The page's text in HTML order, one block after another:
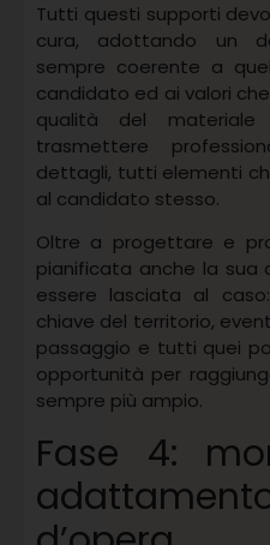
Tutti questi supporti
cura, adottando un
sempre coerente a
candidato ed ai valori
qualità del materiale
trasmettere
dettagli, tutti elementi
al candidato stesso.
Oltre a progettare e
pianificata anche la sua
essere lasciata al
chiave del territorio,
passaggio e tutti quei
opportunità per
sempre più ampio.
Fase 4: